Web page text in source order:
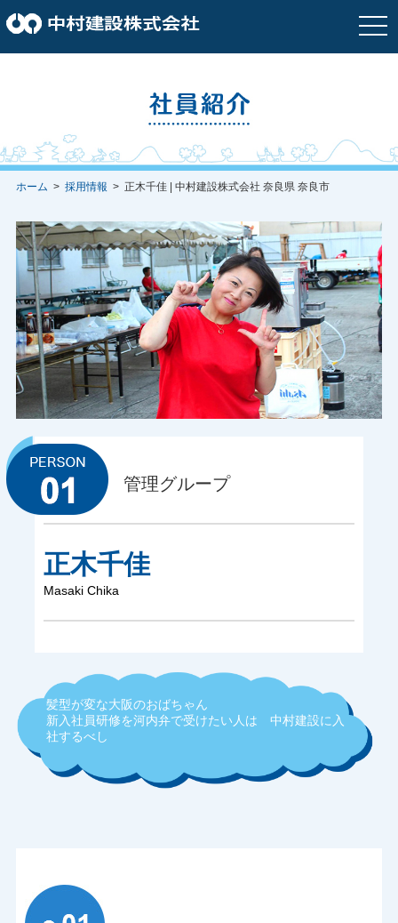
ホーム > 採用情報 > 正木千佳 | 中村建設株式会社 奈良県 奈良市
管理グループ
正木千佳
Masaki Chika
髪型が変な大阪のおばちゃん
新入社員研修を河内弁で受けたい人は 中村建設に入
社するべし